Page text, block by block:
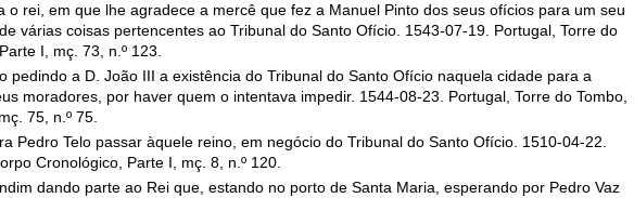
o rei, em que lhe agradece a mercê que fez a Manuel Pinto dos seus ofícios para um seu
várias coisas pertencentes ao Tribunal do Santo Ofício. 1543-07-19. Portugal, Torre do
I, mç. 73, n.º 123.
pedindo a D. João III a existência do Tribunal do Santo Ofício naquela cidade para a
moradores, por haver quem o intentava impedir. 1544-08-23. Portugal, Torre do Tombo,
75, n.º 75.
Pedro Telo passar àquele reino, em negócio do Tribunal do Santo Ofício. 1510-04-22.
Cronológico, Parte I, mç. 8, n.º 120.
dando parte ao Rei que, estando no porto de Santa Maria, esperando por Pedro Vaz